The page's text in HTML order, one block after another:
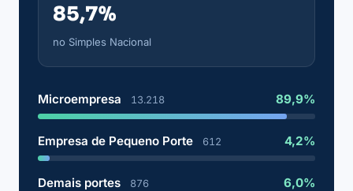
85,7%
no Simples Nacional
Microempresa 13.218 89,9%
Empresa de Pequeno Porte 612 4,2%
Demais portes 876 6,0%